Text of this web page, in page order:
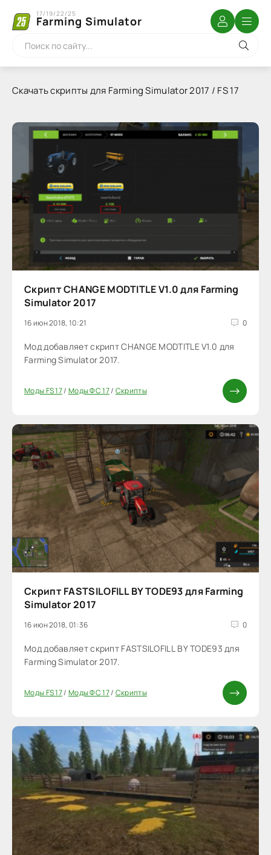
Farming Simulator
17/19/22/25
Скачать скрипты для Farming Simulator 2017 / FS 17
Скрипт CHANGE MODTITLE V1.0 для Farming
Simulator 2017
16 июн 2018, 10:21 0
Мод добавляет скрипт CHANGE MODTITLE V1.0 для
Farming Simulator 2017.
Моды FS 17/ Моды ФС 17/ Скрипты
Скрипт FASTSILOFILL BY TODE93 для Farming
Simulator 2017
16 июн 2018, 01:36 0
Мод добавляет скрипт FASTSILOFILL BY TODE93 для
Farming Simulator 2017.
Моды FS 17/ Моды ФС 17/ Скрипты